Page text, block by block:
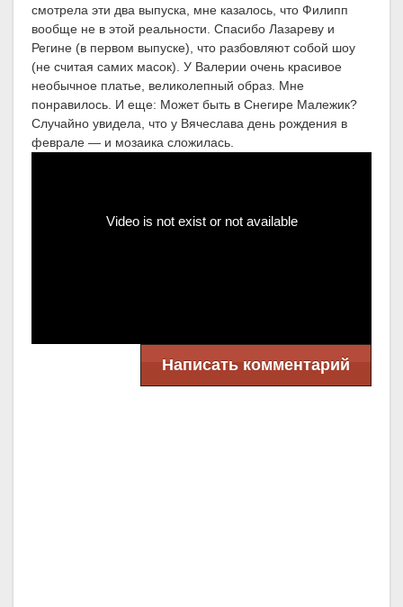
смотрела эти два выпуска, мне казалось, что Филипп
вообще не в этой реальности. Спасибо Лазареву и
Регине (в первом выпуске), что разбовляют собой шоу
(не считая самих масок). У Валерии очень красивое
необычное платье, великолепный образ. Мне
понравилось. И еще: Может быть в Снегире Малежик?
Случайно увидела, что у Вячеслава день рождения в
феврале — и мозаика сложилась.
Написать комментарий